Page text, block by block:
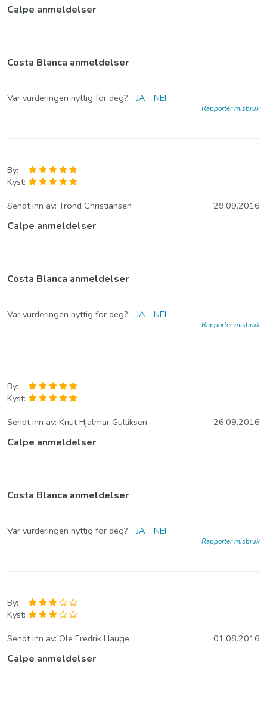
Calpe anmeldelser
Costa Blanca anmeldelser
Var vurderingen nyttig for deg? JA NEI
Rapporter misbruk
By:
Kyst:
Sendt inn av: Trond Christiansen 29.09.2016
Calpe anmeldelser
Costa Blanca anmeldelser
Var vurderingen nyttig for deg? JA NEI
Rapporter misbruk
By:
Kyst:
Sendt inn av: Knut Hjalmar Gulliksen 26.09.2016
Calpe anmeldelser
Costa Blanca anmeldelser
Var vurderingen nyttig for deg? JA NEI
Rapporter misbruk
By:
Kyst:
Sendt inn av: Ole Fredrik Hauge 01.08.2016
Calpe anmeldelser